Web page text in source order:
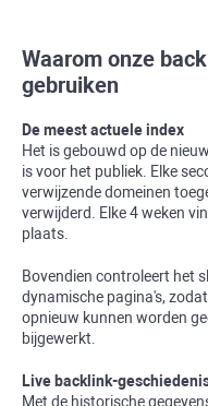
Waarom onze
gebruiken
De meest actuele index
Het is gebouwd op de
is voor het publiek. Elke
verwijzende domeinen
verwijderd. Elke 4 weken
plaats.
Bovendien controleert het
dynamische pagina's,
opnieuw kunnen worden
bijgewerkt.
Live backlink-
Met de historische